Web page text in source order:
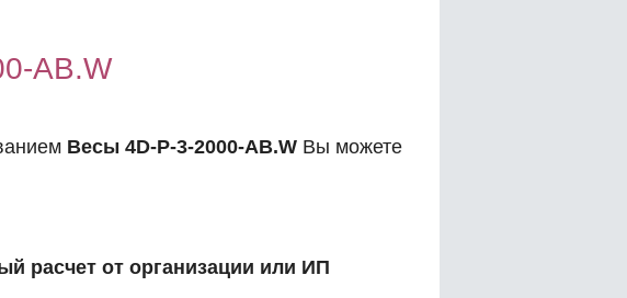
AB.W
Весы 4D-P-3-2000-AB.W Вы можете
расчет от организации или ИП